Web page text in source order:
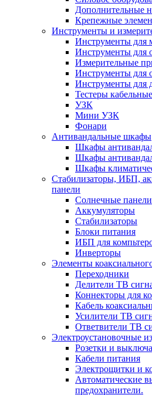
Дополнительные
Крепежные
Инструменты и
Инструменты для
Инструменты для
Измерительные
Инструменты для
Инструменты для
Тестеры кабельные
УЗК
Мини УЗК
Фонари
Антивандальные шкафы
Шкафы
Шкафы
Шкафы
Стабилизаторы, ИБП,
панели
Солнечные панели
Аккумуляторы
Стабилизаторы
Блоки питания
ИБП для
Инверторы
Элементы
Переходники
Делители ТВ
Коннекторы для
Кабель
Усилители ТВ
Ответвители ТВ
Электроустановочные
Розетки и
Кабели питания
Электрощитки и
Автоматические
предохранители.